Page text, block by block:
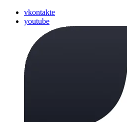
vkontakte
youtube